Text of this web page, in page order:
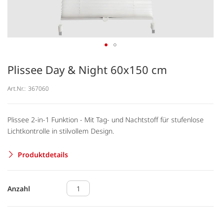
Plissee Day & Night 60x150 cm
Art.Nr.: 367060
Plissee 2-in-1 Funktion - Mit Tag- und Nachtstoff für stufenlose
Lichtkontrolle in stilvollem Design.
Produktdetails
Anzahl